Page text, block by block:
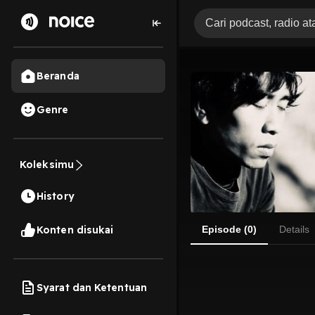
Beranda
Genre
Koleksimu
History
Konten disukai
Syarat dan Ketentuan
Episode (0) Details